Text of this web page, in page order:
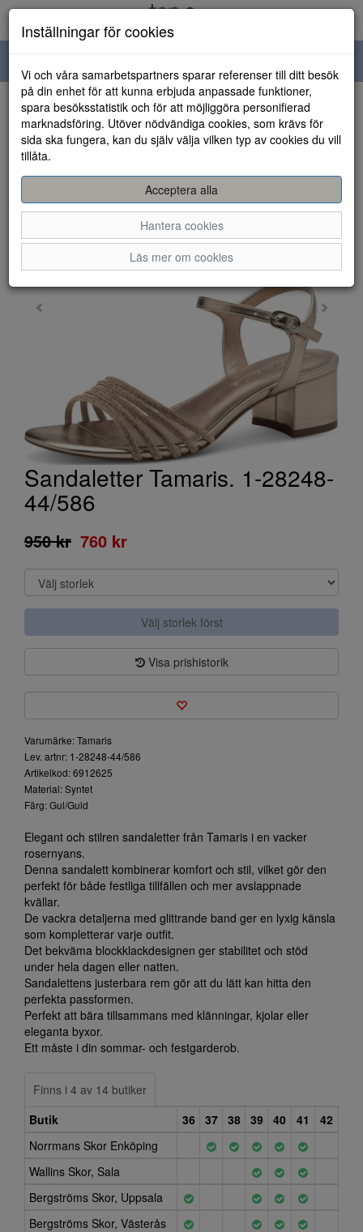
navigation
HEM
Sandaletter Tamaris. 1-28248-
44/586
950 kr 760 kr
Välj storlek först
Visa prishistorik
Varumärke: Tamaris
Lev. artnr: 1-28248-44/586
Artikelkod: 6912625
Material: Syntet
Färg: Gul/Guld
Elegant och stilren sandaletter från Tamaris i en vacker
rosernyans.
Denna sandalett kombinerar komfort och stil, vilket gör den
perfekt för både festliga tillfällen och mer avslappnade
kvällar.
De vackra detaljerna med glittrande band ger en lyxig känsla
som kompletterar varje outfit.
Det bekväma blockklackdesignen ger stabilitet och stöd
under hela dagen eller natten.
Sandalettens justerbara rem gör att du lätt kan hitta den
perfekta passformen.
Perfekt att bära tillsammans med klänningar, kjolar eller
eleganta byxor.
Ett måste i din sommar- och festgarderob.
Finns i 4 av 14 butiker
Butik
36 37 38 39 40 41
42
Norrmans Skor Enköping
Wallins Skor, Sala
Bergströms Skor, Uppsala
Bergströms Skor, Västerås
Inställningar för cookies
Vi och våra samarbetspartners sparar referenser till ditt besök
på din enhet för att kunna erbjuda anpassade funktioner,
spara besöksstatistik och för att möjliggöra personifierad
marknadsföring. Utöver nödvändiga cookies, som krävs för
sida ska fungera, kan du själv välja vilken typ av cookies du vill
tillåta.
Acceptera alla
Hantera cookies
Läs mer om cookies